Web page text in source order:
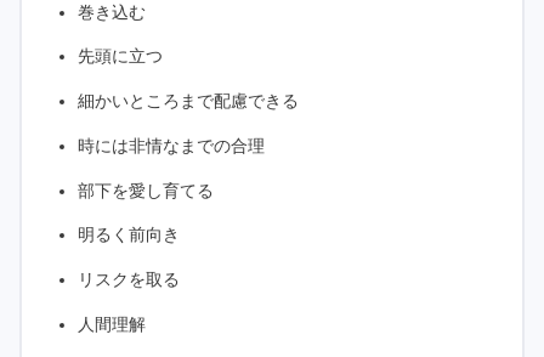
巻き込む
先頭に立つ
細かいところまで配慮できる
時には非情なまでの合理
部下を愛し育てる
明るく前向き
リスクを取る
人間理解